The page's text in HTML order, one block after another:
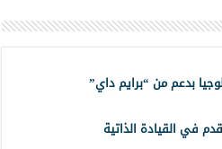
بدعم من “برايم داي”
في القيادة الذاتية